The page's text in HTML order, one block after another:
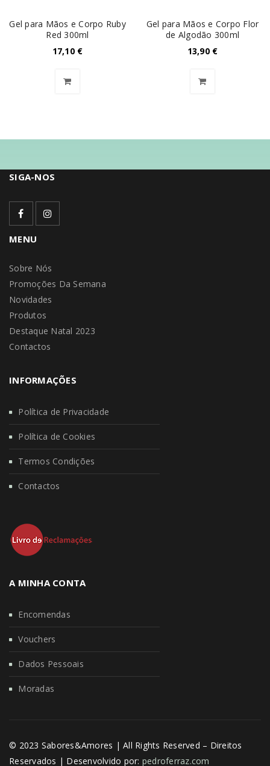
Gel para Mãos e Corpo Ruby
Red 300ml
17,10 €
Gel para Mãos e Corpo Flor
de Algodão 300ml
13,90 €
SIGA-NOS
MENU
Sobre Nós
Promoções Da Semana
Novidades
Produtos
Destaque Natal 2023
Contactos
INFORMAÇÕES
Política de Privacidade
Política de Cookies
Termos Condições
Contactos
A MINHA CONTA
Encomendas
Vouchers
Dados Pessoais
Moradas
© 2023 Sabores&Amores | All Rights Reserved – Direitos
Reservados | Desenvolvido por: pedroferraz.com